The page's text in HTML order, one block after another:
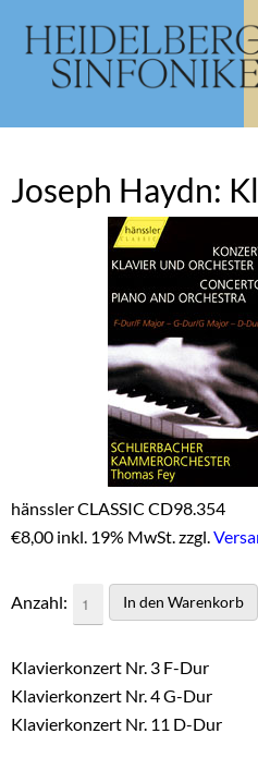
Joseph Haydn:
hänssler CLASSIC CD98.354
€8,00 inkl. 19% MwSt. zzgl.
Anzahl:
Klavierkonzert Nr. 3 F-Dur
Klavierkonzert Nr. 4 G-Dur
Klavierkonzert Nr. 11 D-Dur